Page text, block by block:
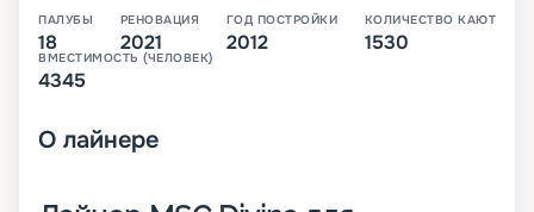
ПАЛУБЫ
18
РЕНОВАЦИЯ
2021
ГОД ПОСТРОЙКИ
2012
КОЛИЧЕСТВО КАЮТ
1530
ВМЕСТИМОСТЬ (ЧЕЛОВЕК)
4345
О лайнере